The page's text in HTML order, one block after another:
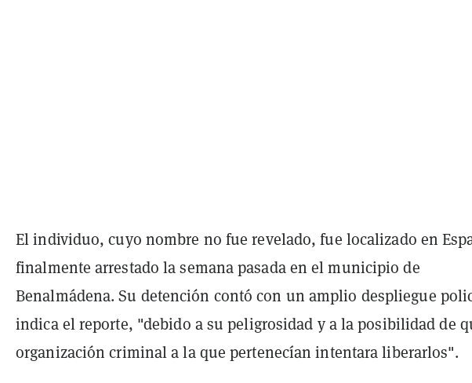
El individuo, cuyo nombre no fue revelado, fue localizado en
finalmente arrestado la semana pasada en el municipio de
Benalmádena. Su detención contó con un amplio despliegue
indica el reporte, "debido a su peligrosidad y a la posibilidad de
organización criminal a la que pertenecían intentara liberarlos".